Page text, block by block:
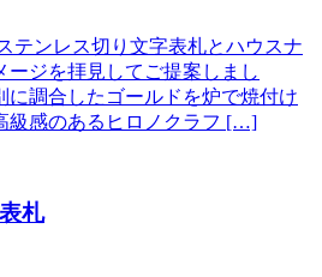
テンレス切り文字表札とハウスナ
ージを拝見してご提案しまし
調合したゴールドを炉で焼付け
級感のあるヒロノクラフ […]
札